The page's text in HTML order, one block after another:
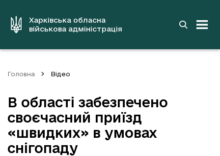
вмістуХарківська обласна
військова адміністрація
Головна Відео
В області забезпечено
своєчасний приїзд
«швидких» в умовах
снігопаду